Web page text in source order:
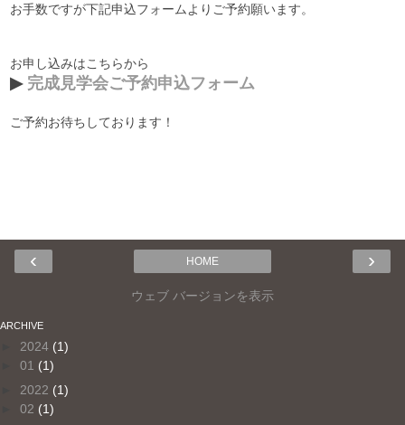
お手数ですが下記申込フォームよりご予約願います。
お申し込みはこちらから
▶ 完成見学会ご予約申込フォーム
ご予約お待ちしております！
‹ ›
HOME
ウェブ バージョンを表示
ARCHIVE
2024 (1)
01 (1)
2022 (1)
02 (1)